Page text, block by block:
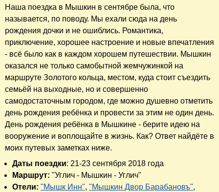
Наша поездка в Мышкин в сентябре была, что
называется, по поводу. Мы ехали сюда на день
рождения дочки и не ошиблись. Романтика,
приключение, хорошее настроение и новые впечатления
- всё было как в каждом хорошем путешествии. Мышкин
оказался не только самобытной жемчужинкой на
маршруте Золотого кольца, местом, куда стоит съездить
семьёй на выходные, но и совершенно
самодостаточным городом, где можно душевно отметить
день рождения ребёнка и провести за этим не один день.
День рождения ребёнка в Мышкине - берите идею на
вооружение и воплощайте в жизнь. Как? Ответ найдёте в
моих путевых заметках ниже.
Даты поездки: 21-23 сентября 2018 года
Маршрут: "Углич - Мышкин - Углич"
Отели: "Мышк Инн", "Мышкин Двор Барабановъ",